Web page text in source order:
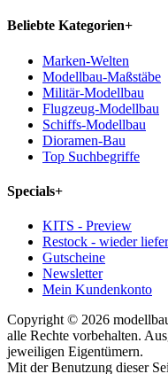
Beliebte Kategorien+
Marken-Welten
Modellbau-Maßstäbe
Militär-Modellbau
Flugzeug-Modellbau
Schiffs-Modellbau
Dioramen-Bau
Top Suchbegriffe
Specials+
KITS - Preview
Restock - wieder
Gutscheine
Newsletter
Mein Kundenkonto
Copyright © 2026
alle Rechte vorbehalten.
jeweiligen Eigentümern.
Mit der Benutzung dieser